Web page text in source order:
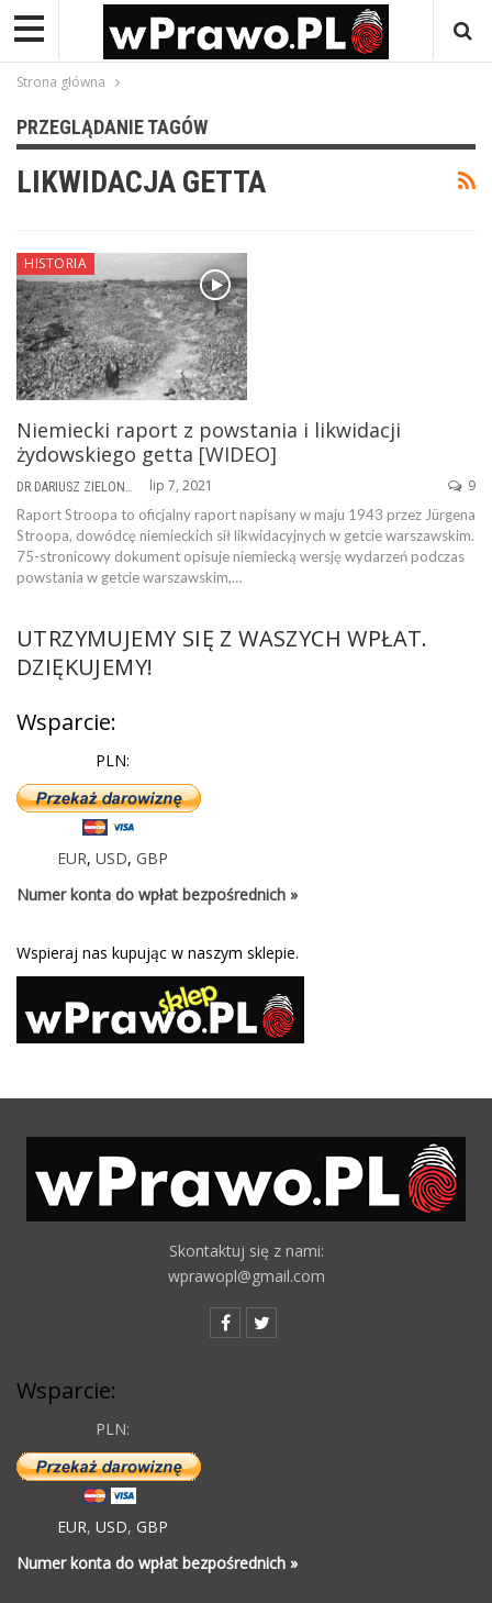
Strona główna
PRZEGLĄDANIE TAGÓW
LIKWIDACJA GETTA
HISTORIA
Niemiecki raport z powstania i likwidacji
żydowskiego getta [WIDEO]
lip 7, 2021 9
Raport Stroopa to oficjalny raport napisany w maju 1943 przez Jürgena
Stroopa, dowódcę niemieckich sił likwidacyjnych w getcie warszawskim.
75-stronicowy dokument opisuje niemiecką wersję wydarzeń podczas
powstania w getcie warszawskim,…
UTRZYMUJEMY SIĘ Z WASZYCH WPŁAT.
DZIĘKUJEMY!
Wsparcie:
PLN:
EUR, USD, GBP
Numer konta do wpłat bezpośrednich »
Wspieraj nas kupując w naszym sklepie.
Skontaktuj się z nami:
wprawopl@gmail.com
Wsparcie:
PLN:
EUR, USD, GBP
Numer konta do wpłat bezpośrednich »